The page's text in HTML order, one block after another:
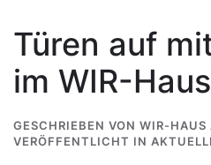
Türen auf
im WIR-Haus
GESCHRIEBEN VON WIR-HAUS
VERÖFFENTLICHT IN